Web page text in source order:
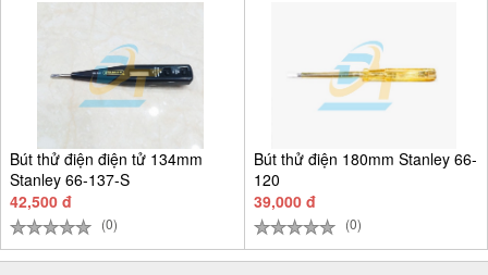
Bút thử điện điện tử 134mm
Stanley 66-137-S
42,500 đ
(0)
Bút thử điện 180mm Stanley 66-
120
39,000 đ
(0)